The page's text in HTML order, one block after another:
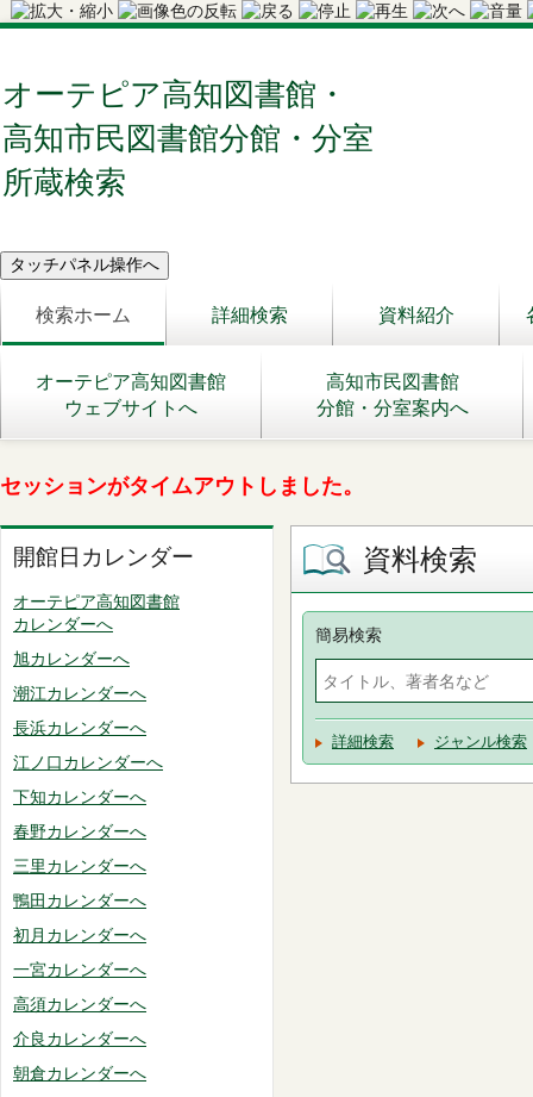
オーテピア高知図書館・
高知市民図書館分館・分室
所蔵検索
検索ホーム 詳細検索 資料紹介
オーテピア高知図書館
ウェブサイトへ
高知市民図書館
分館・分室案内へ
セッションがタイムアウトしました。
開館日カレンダー
オーテピア高知図書館
カレンダーへ
旭カレンダーへ
潮江カレンダーへ
長浜カレンダーへ
江ノ口カレンダーへ
下知カレンダーへ
春野カレンダーへ
三里カレンダーへ
鴨田カレンダーへ
初月カレンダーへ
一宮カレンダーへ
高須カレンダーへ
介良カレンダーへ
朝倉カレンダーへ
資料検索
簡易検索
詳細検索 ジャンル検索